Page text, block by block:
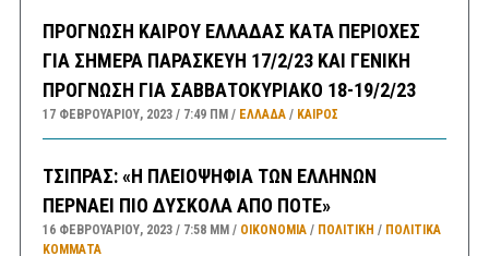
ΠΡΟΓΝΩΣΗ ΚΑΙΡΟΥ ΕΛΛΑΔΑΣ ΚΑΤΑ ΠΕΡΙΟΧΕΣ
ΓΙΑ ΣΗΜΕΡΑ ΠΑΡΑΣΚΕΥΗ 17/2/23 ΚΑΙ ΓΕΝΙΚΗ
ΠΡΟΓΝΩΣΗ ΓΙΑ ΣΑΒΒΑΤΟΚΥΡΙΑΚΟ 18-19/2/23
17 ΦΕΒΡΟΥΑΡΊΟΥ, 2023 7:49 ΠΜ ΕΛΛΑΔA/ ΚΑΙΡΌΣ
ΤΣΙΠΡΑΣ: «Η ΠΛΕΙΟΨΗΦΙΑ ΤΩΝ ΕΛΛΗΝΩΝ
ΠΕΡΝΑΕΙ ΠΙΟ ΔΥΣΚΟΛΑ ΑΠΟ ΠΟΤΕ»
16 ΦΕΒΡΟΥΑΡΊΟΥ, 2023 7:58 ΜΜ ΟΙΚΟΝΟΜΙΑ/ ΠΟΛΙΤΙΚΗ / ΠΟΛΙΤΙΚΆ
ΚΌΜΜΑΤΑ